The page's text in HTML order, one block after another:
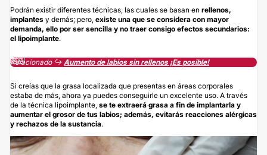
Podrán existir diferentes técnicas, las cuales se basan en rellenos,
implantes y demás; pero, existe una que se considera con mayor
demanda, ello por ser sencilla y no traer consigo efectos secundarios:
el lipoimplante.
Relacionado ↪️ Aumento de labios sin rellenos ¡Es posible!
Si creías que la grasa localizada que presentas en áreas corporales
estaba de más, ahora ya puedes conseguirle un excelente uso. A través
de la técnica lipoimplante, se te extraerá grasa a fin de implantarla y
aumentar el grosor de tus labios; además, evitarás reacciones alérgicas
y rechazos de la sustancia.